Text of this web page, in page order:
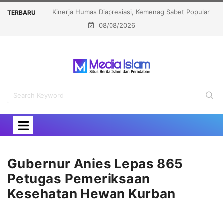
TERBARU
Popular
Menhaj: IKLHI 2026 Bukti Layanan Haji Kian Berkualitas
08/08/2026
Gubernur Anies Lepas 865
Petugas Pemeriksaan
Kesehatan Hewan Kurban